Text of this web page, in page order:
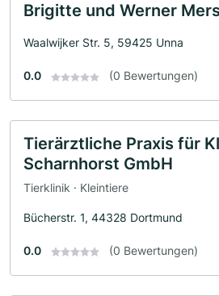
Brigitte und Werner
Waalwijker Str. 5, 59425 Unna
0.0 (0 Bewertungen)
Tierärztliche Praxis für
Scharnhorst GmbH
Tierklinik · Kleintiere
Bücherstr. 1, 44328 Dortmund
0.0 (0 Bewertungen)